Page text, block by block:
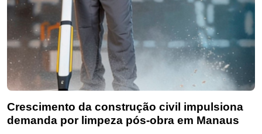
Crescimento da construção civil impulsiona
demanda por limpeza pós-obra em Manaus